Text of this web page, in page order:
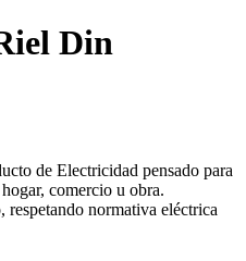
Din
de Electricidad pensado para
comercio u obra.
normativa eléctrica